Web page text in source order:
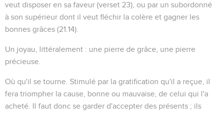
veut disposer en sa faveur (verset 23), ou par un subordonné
à son supérieur dont il veut fléchir la colère et gagner les
bonnes grâces (21.14).
Un joyau , littéralement : une pierre de grâce , une pierre
précieuse.
Où qu'il se tourne . Stimulé par la gratification qu'il a reçue, il
fera triompher la cause, bonne ou mauvaise, de celui qui l'a
acheté. Il faut donc se garder d'accepter des présents ; ils